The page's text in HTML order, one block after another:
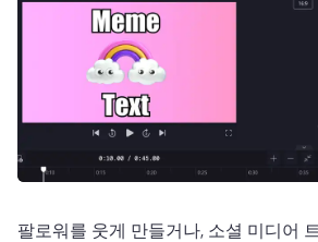
팔로워를 웃게 만들거나, 소셜 미디어